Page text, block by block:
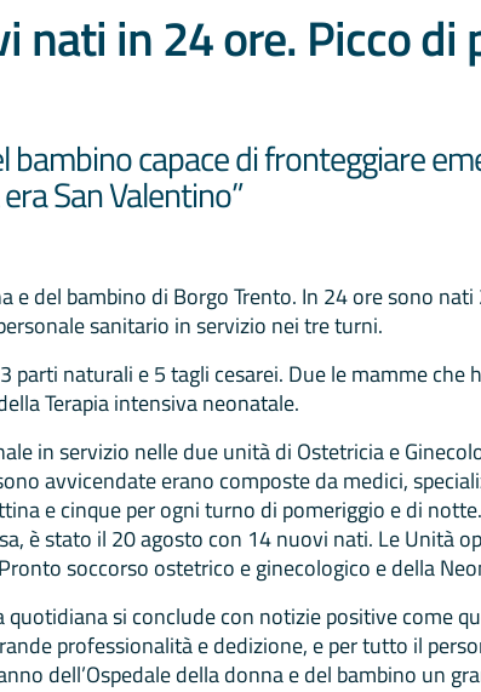
nati in 24 ore. Picco
bambino capace di fronteggiare
San Valentino”
e del bambino di Borgo Trento. In 24 ore sono
sanitario in servizio nei tre turni.
naturali e 5 tagli cesarei. Due le mamme
Terapia intensiva neonatale.
in servizio nelle due unità di Ostetricia e
avvicendate erano composte da medici,
e cinque per ogni turno di pomeriggio e di notte.
è stato il 20 agosto con 14 nuovi nati. Le Unità
soccorso ostetrico e ginecologico e della
quotidiana si conclude con notizie positive come
professionalità e dedizione, e per tutto il
dell’Ospedale della donna e del bambino un